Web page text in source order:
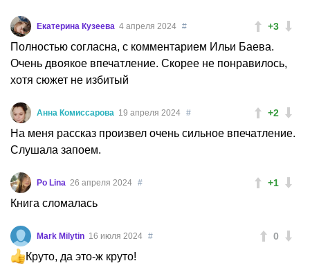
+3
Екатерина Кузеева 4 апреля 2024 #
Полностью согласна, с комментарием Ильи Баева.
Очень двоякое впечатление. Скорее не понравилось,
хотя сюжет не избитый
+2
Анна Комиссарова 19 апреля 2024 #
На меня рассказ произвел очень сильное впечатление.
Слушала запоем.
+1
Po Lina 26 апреля 2024 #
Книга сломалась
0
Mark Milytin 16 июля 2024 #
Круто, да это-ж круто!